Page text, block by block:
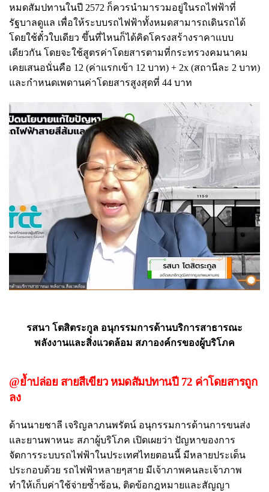
หมดสัมปทานในปี 2572 ก็ควรนำมารวมอยู่ในรถไฟฟ้าที่
รัฐบาลดูแล เพื่อให้ระบบรถไฟฟ้าทั้งหมดสามารถเดินรถได้
โดยใช้ตั๋วใบเดียว ขึ้นที่ไหนก็ได้คิดโครงสร้างราคาแบบ
เดียวกัน โดยจะใช้สูตรค่าโดยสารตามที่กระทรวงคมนาคม
เคยเสนอนั่นคือ 12 (ค่าแรกเข้า 12 บาท) + 2x (สถานีละ 2 บาท)
และกำหนดเพดานค่าโดยสารสูงสุดที่ 44 บาท
รสนา โตสิตระกูล อนุกรรมการด้านบริการสาธารณะ
พลังงานและสิ่งแวดล้อม สภาองค์กรของผู้บริโภค
@ย้ำปล่อย สายสีเขียว หมดสัมปทานปี 72 ค่าโดยสารถูก
ลง
ด้านนายชาลี เจริญลาภนพรัตน์ อนุกรรมการด้านการขนส่ง
และยานพาหนะ สภาผู้บริโภค เปิดเผยว่า ปัญหาของการ
จัดการระบบรถไฟฟ้าในประเทศไทยตอนนี้ มีหลายประเด็น
ประกอบด้วย รถไฟฟ้าหลายๆสาย มีเจ้าภาพคนละเจ้าภาพ
ทำให้เก็บค่าใช้จ่ายซ้ำซ้อน, ติดข้อกฎหมายและสัญญา